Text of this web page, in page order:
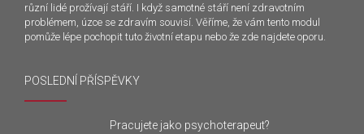
různí lidé prožívají stáří. I když samotné stáří není zdravotním
problémem, úzce se zdravím souvisí. Věříme, že vám tento modul
pomůže lépe pochopit tuto životní etapu nebo že zde najdete oporu.
POSLEDNÍ PŘÍSPĚVKY
Pracujete jako psychoterapeut?